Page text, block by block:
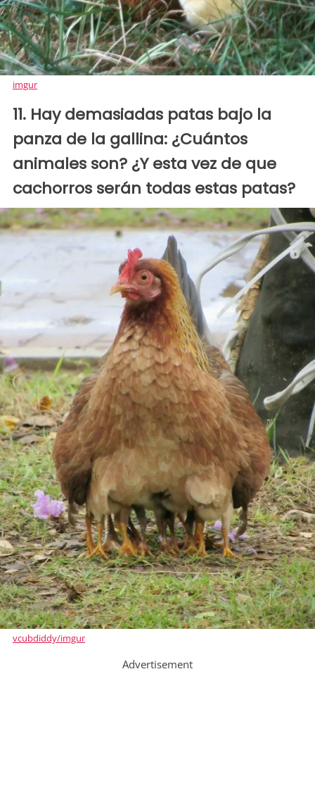
imgur
11. Hay demasiadas patas bajo la
panza de la gallina: ¿Cuántos
animales son? ¿Y esta vez de que
cachorros serán todas estas patas?
vcubdiddy/imgur
Advertisement